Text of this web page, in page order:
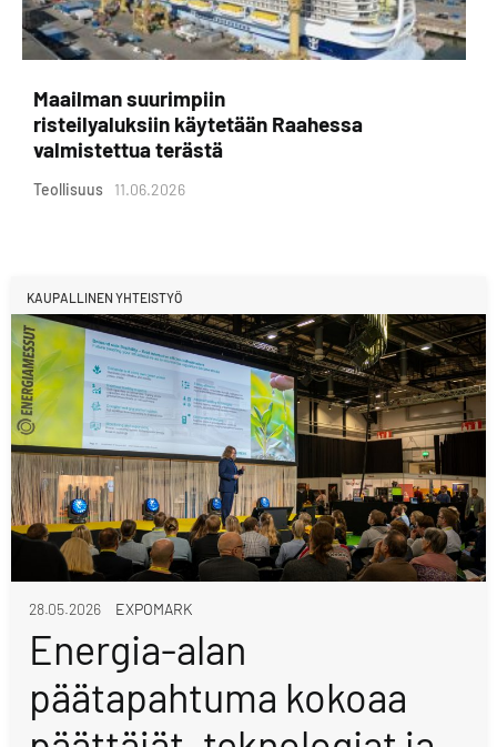
Maailman suurimpiin
risteilyaluksiin käytetään Raahessa
valmistettua terästä
Teollisuus 11.06.2026
KAUPALLINEN YHTEISTYÖ
28.05.2026 EXPOMARK
Energia-alan
päätapahtuma kokoaa